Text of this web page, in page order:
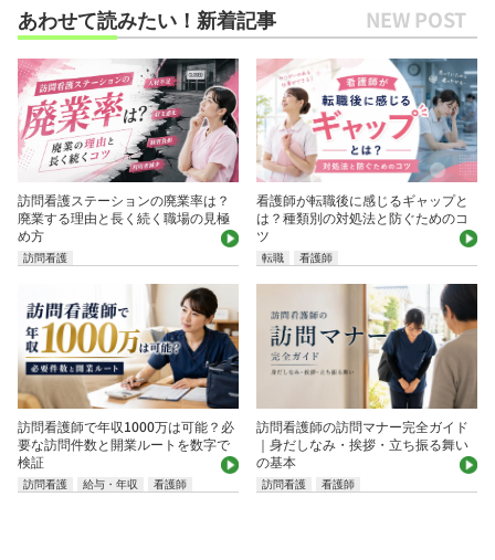
あわせて読みたい！新着記事
訪問看護ステーションの廃業率は？
廃業する理由と長く続く職場の見極
め方
訪問看護
看護師が転職後に感じるギャップと
は？種類別の対処法と防ぐためのコ
ツ
転職 看護師
訪問看護師で年収1000万は可能？必
要な訪問件数と開業ルートを数字で
検証
訪問看護 給与・年収 看護師
訪問看護師の訪問マナー完全ガイド
｜身だしなみ・挨拶・立ち振る舞い
の基本
訪問看護 看護師